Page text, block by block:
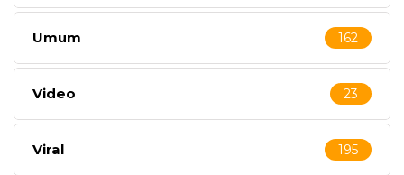
Umum 162
Video 23
Viral 195